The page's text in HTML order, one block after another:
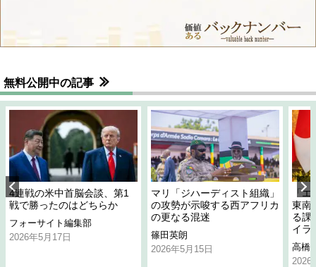
無料公開中の記事
4連戦の米中首脳会談、第1
戦で勝ったのはどちらか
フォーサイト編集部
2026年5月17日
マリ「ジハーディスト組織」
の攻勢が示唆する西アフリカ
の更なる混迷
篠田英朗
2026年5月15日
「
東南
る課
イラ
高橋
2026